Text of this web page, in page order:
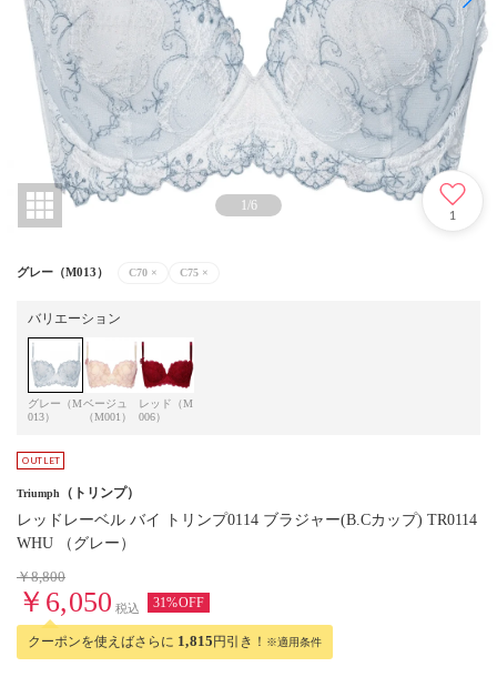
1/6
1
グレー（M013） C70 × C75 ×
バリエーション
グレー（M
013）
ベージュ
（M001）
レッド（M
006）
Triumph （トリンプ）
レッドレーベル バイ トリンプ0114 ブラジャー(B.Cカップ) TR0114
WHU （グレー）
￥8,800
￥6,050 税込 31%OFF
クーポンを使えばさらに 1,815円引き！ ※適用条件